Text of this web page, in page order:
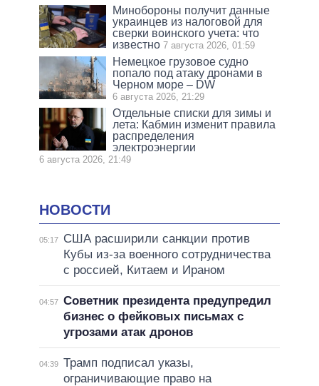
Минобороны получит данные
украинцев из налоговой для
сверки воинского учета: что
известно 7 августа 2026, 01:59
Немецкое грузовое судно
попало под атаку дронами в
Черном море – DW
6 августа 2026, 21:29
Отдельные списки для зимы и
лета: Кабмин изменит правила
распределения
электроэнергии
6 августа 2026, 21:49
НОВОСТИ
05:17
США расширили санкции против
Кубы из-за военного сотрудничества
с россией, Китаем и Ираном
04:57 Советник президента предупредил
бизнес о фейковых письмах с
угрозами атак дронов
04:39 Трамп подписал указы,
ограничивающие право на